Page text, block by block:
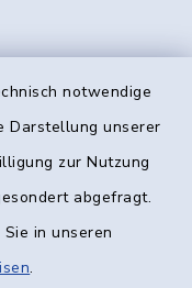
notwendige
Darstellung unserer
zur Nutzung
abgefragt.
in unseren
.